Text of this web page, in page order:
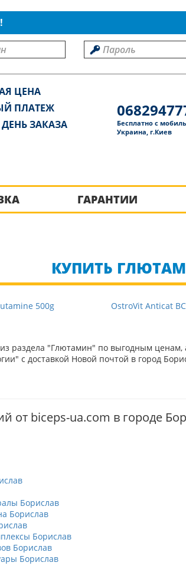
ЦЕНА
ПЛАТЕЖ
ЗАКАЗА
Бесплатно с
Украина, г.Киев
ГАРАНТИИ
КУПИТЬ
500g OstroVit Anticat
раздела "Глютамин" по выгодным
с доставкой Новой почтой в город
от biceps-ua.com в городе
Борислав
Борислав
Борислав
Борислав
Борислав